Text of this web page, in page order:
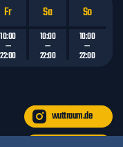
Fr Sa So
10:00
—
22:00
10:00
—
22:00
10:00
—
22:00
wuttraum.de